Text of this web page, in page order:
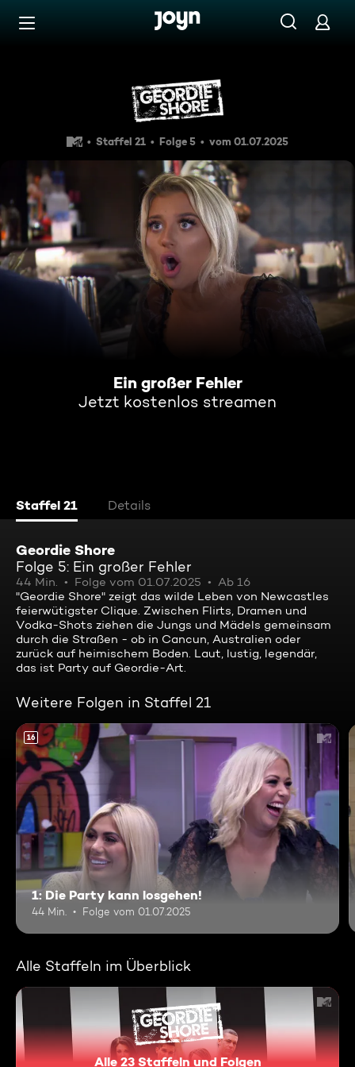
Zum Inhalt springen
Ein großer Fehler
Staffel 21 Folge 5 vom 01.07.2025
Ein großer Fehler
Jetzt kostenlos streamen
Staffel 21 Details
Geordie Shore
Folge 5: Ein großer Fehler
44 Min. Folge vom 01.07.2025
Ab 16
"Geordie Shore" zeigt das wilde Leben von Newcastles
feierwütigster Clique. Zwischen Flirts, Dramen und
Vodka-Shots ziehen die Jungs und Mädels gemeinsam
durch die Straßen - ob in Cancun, Australien oder
zurück auf heimischem Boden. Laut, lustig, legendär,
das ist Party auf Geordie-Art.
Weitere Folgen in Staffel 21
16
1: Die Party kann losgehen!
44 Min. Folge vom 01.07.2025
Alle Staffeln im Überblick
Alle 23 Staffeln und Folgen